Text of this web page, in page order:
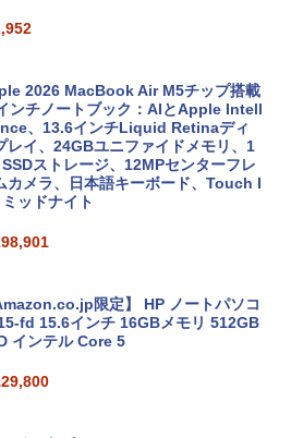
2026 MacBook Air M5チップ搭載
ンチノートブック：AIとApple Intell
、13.6インチLiquid Retinaディ
レイ、24GBユニファイドメモリ、1
ストレージ、12MPセンターフレ
カメラ、日本語キーボード、Touch I
ッドナイト
限定】 HP ノートパソコ
fd 15.6インチ 16GBメモリ 512GB
インテル Core 5